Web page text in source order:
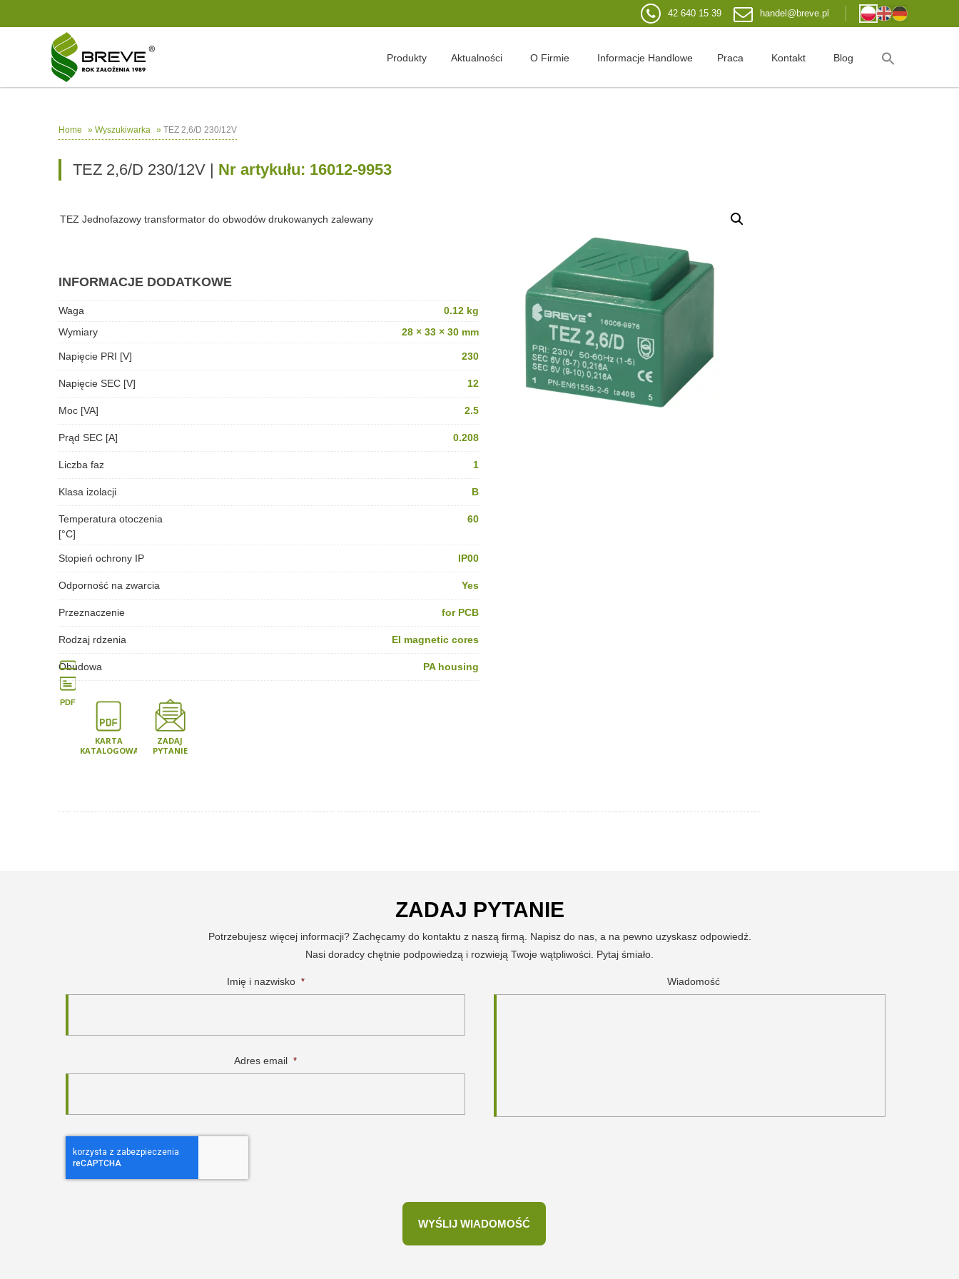
42 640 15 39 handel@breve.pl
Produkty Aktualności O Firmie Informacje Handlowe Praca Kontakt Blog
Home » Wyszukiwarka » TEZ 2,6/D 230/12V
TEZ 2,6/D 230/12V | Nr artykułu: 16012-9953
TEZ Jednofazowy transformator do obwodów drukowanych zalewany
INFORMACJE DODATKOWE
Waga
0.12 kg
Wymiary
28 × 33 × 30 mm
Napięcie PRI [V] 230
Napięcie SEC [V] 12
Moc [VA] 2.5
Prąd SEC [A] 0.208
Liczba faz 1
Klasa izolacji B
Temperatura otoczenia
[°C]
60
Stopień ochrony IP IP00
Odporność na zwarcia Yes
Przeznaczenie for PCB
Rodzaj rdzenia EI magnetic cores
Obudowa PA housing
PDF
KARTA
KATALOGOWA
ZADAJ
PYTANIE
ZADAJ PYTANIE
Potrzebujesz więcej informacji? Zachęcamy do kontaktu z naszą firmą. Napisz do nas, a na pewno uzyskasz odpowiedź.
Nasi doradcy chętnie podpowiedzą i rozwieją Twoje wątpliwości. Pytaj śmiało.
Imię i nazwisko *
Adres email *
Wiadomość